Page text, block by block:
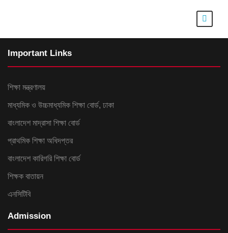
Important Links
শিক্ষা মন্ত্রণালয়
মাধ্যমিক ও উচ্চমাধ্যমিক শিক্ষা বোর্ড, ঢাকা
বাংলাদেশ মাদ্রাসা শিক্ষা বোর্ড
প্রাথমিক শিক্ষা অধিদপ্তর
বাংলাদেশ কারিগরি শিক্ষা বোর্ড
শিক্ষক বাতায়ন
এনসিটিবি
Admission